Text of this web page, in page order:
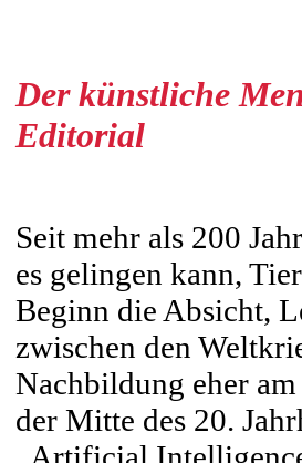
Der künstliche
Editorial
Seit mehr als 200
es gelingen kann,
Beginn die Absicht,
zwischen den
Nachbildung eher
der Mitte des 20.